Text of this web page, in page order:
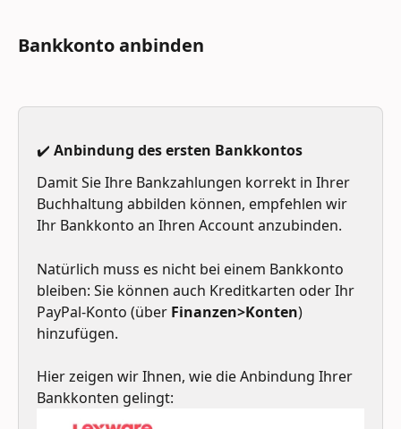
Bankkonto anbinden
✔️ Anbindung des ersten Bankkontos
Damit Sie Ihre Bankzahlungen korrekt in Ihrer
Buchhaltung abbilden können, empfehlen wir
Ihr Bankkonto an Ihren Account anzubinden.
Natürlich muss es nicht bei einem Bankkonto
bleiben: Sie können auch Kreditkarten oder Ihr
PayPal-Konto (über Finanzen>Konten)
hinzufügen.
Hier zeigen wir Ihnen, wie die Anbindung Ihrer
Bankkonten gelingt: